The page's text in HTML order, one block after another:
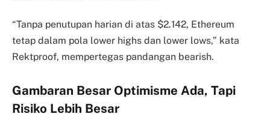
“Tanpa penutupan harian di atas $2.142, Ethereum
tetap dalam pola lower highs dan lower lows,” kata
Rektproof, mempertegas pandangan bearish.
Gambaran Besar Optimisme Ada, Tapi
Risiko Lebih Besar